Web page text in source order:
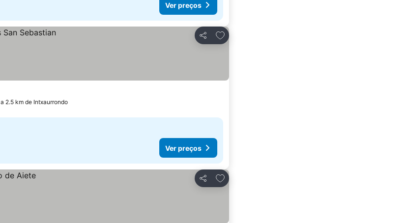
Ver preços
Partilhar
Adicionar aos favoritos
a 2.5 km de Intxaurrondo
Ver preços
Partilhar
Adicionar aos favoritos